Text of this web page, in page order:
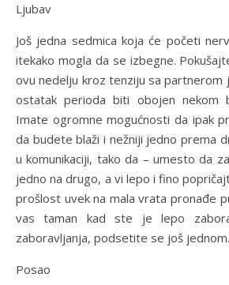
Ljubav
Još jedna sedmica koja će početi
itekako mogla da se izbegne.
ovu nedelju kroz tenziju sa partnerom
ostatak perioda biti obojen nekom
Imate ogromne mogućnosti da ipak
da budete blaži i nežniji jedno prema
u komunikaciji, tako da – umesto da
jedno na drugo, a vi lepo i fino
prošlost uvek na mala vrata pronađe
vas taman kad ste je lepo
zaboravljanja, podsetite se još jednom.
Posao